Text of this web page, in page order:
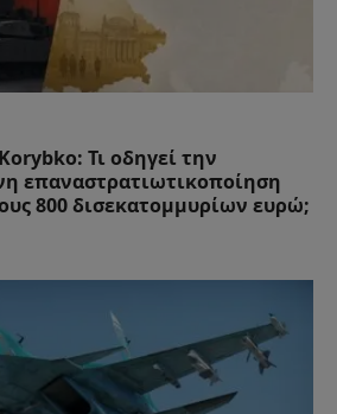
Τι οδηγεί την
επαναστρατιωτικοποίηση
800 δισεκατομμυρίων ευρώ;